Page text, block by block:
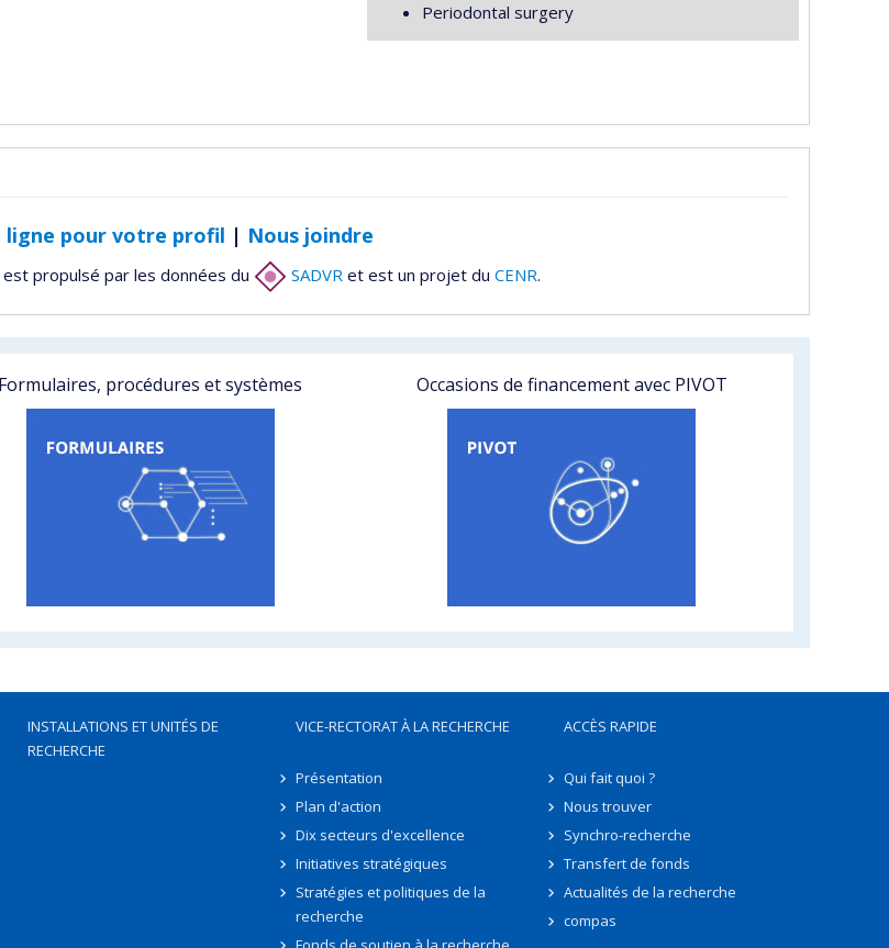
Periodontal surgery
ligne pour votre profil | Nous joindre
propulsé par les données du SADVR et est un projet du CENR.
Formulaires, procédures et systèmes Occasions de financement avec PIVOT
INSTALLATIONS ET UNITÉS DE
RECHERCHE
VICE-RECTORAT À LA RECHERCHE
Présentation
Plan d'action
Dix secteurs d'excellence
Initiatives stratégiques
Stratégies et politiques de la
recherche
ACCÈS RAPIDE
Qui fait quoi ?
Nous trouver
Synchro-recherche
Transfert de fonds
Actualités de la recherche
compas